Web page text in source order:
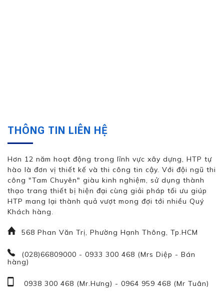
THÔNG TIN LIÊN HỆ
Hơn 12 năm hoạt động trong lĩnh vực xây dựng, HTP tự
hào là đơn vị thiết kế và thi công tin cậy. Với đội ngũ thi
công "Tam Chuyên" giàu kinh nghiệm, sử dụng thành
thạo trang thiết bị hiện đại cùng giải pháp tối ưu giúp
HTP mang lại thành quả vượt mong đợi tới nhiều Quý
Khách hàng.
568 Phan Văn Trị, Phường Hạnh Thông, Tp.HCM
(028)66809000 - 0933 300 468 (Mrs Diệp - Bán
hàng)
0938 300 468 (Mr.Hưng) - 0964 959 468 (Mr Tuân)